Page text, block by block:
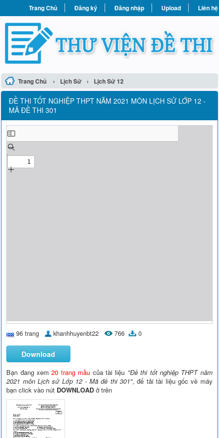
Trang Chủ Đăng ký Đăng nhập Upload Liên hệ
Trang Chủ › Lịch Sử › Lịch Sử 12
ĐỀ THI TỐT NGHIỆP THPT NĂM 2021 MÔN LỊCH SỬ LỚP 12 -
MÃ ĐỀ THI 301
96 trang khanhhuyenbt22 766 0
Download
Bạn đang xem20 trang mẫu của tài liệu "Đề thi tốt nghiệp THPT năm
2021 môn Lịch sử Lớp 12 - Mã đề thi 301", để tải tài liệu gốc về máy
bạn click vào nút DOWNLOAD ở trên